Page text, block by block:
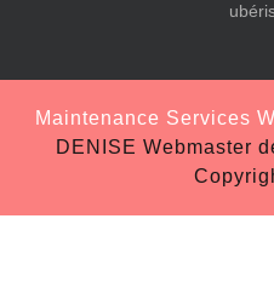
Maintenance Services
DENISE Webmaster